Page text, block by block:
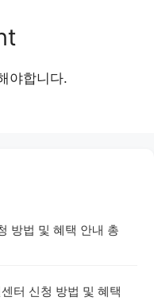
야합니다.
방법 및 혜택 안내 총
터 신청 방법 및 혜택